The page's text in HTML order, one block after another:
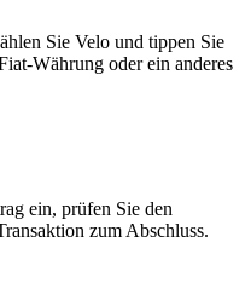
Sie Velo und tippen Sie
Währung oder ein anderes
ein, prüfen Sie den
zum Abschluss.